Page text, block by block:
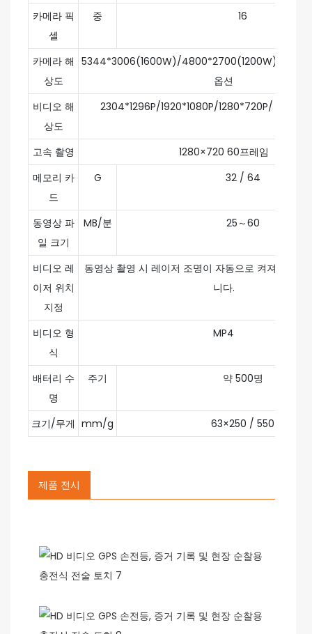
카메라 픽
셀
중 16
카메라 해
상도
5344*3006(1600W)/4800*2700(1200W)/
옵션
비디오 해
상도
2304*1296P/1920*1080P/1280*720P/
고속 촬영
1280×720 60프레임
메모리 카
드
G 32 / 64
동영상 파
일 크기
MB/분 25～60
비디오 레
이저 위치
지정
동영상 촬영 시 레이저 조명이 자동으로 켜져 영상
니다.
비디오 형
식
MP4
배터리 수
명
주기 약 500명
크기/무게 mm/g 63×250 / 550
제품 전시